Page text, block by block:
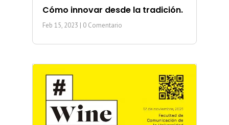
Cómo innovar desde la tradición.
Feb 15, 2023 | 0 Comentario